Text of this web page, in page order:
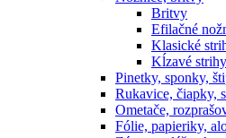
Britvy
Efilačné
Klasické
Kĺzavé strihy
Pinetky, sponky,
Rukavice, čiapky,
Ometače,
Fólie, papieriky,